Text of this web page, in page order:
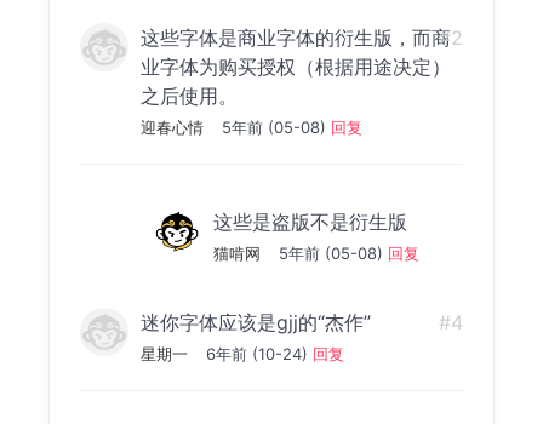
这些字体是商业字体的衍生版，而商
业字体为购买授权（根据用途决定）
之后使用。
迎春心情 5年前 (05-08) 回复
#2
这些是盗版不是衍生版
猫啃网 5年前 (05-08) 回复
迷你字体应该是gjj的“杰作”
星期一 6年前 (10-24) 回复
#4